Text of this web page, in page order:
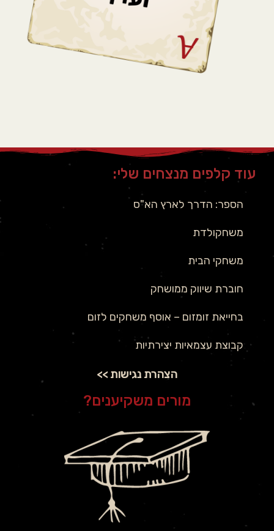
עוד קלפים מנצחים שלי:
הספר: הדרך לארץ הא"ס
משחקולדת
משחקי הבית
חוברת שיווק ממושחק
בחייאת זומזום – אוסף משחקים לזום
קבוצת עצמאיות יצירתיות
הצהרת נגישות >>
מורים משקיענים?